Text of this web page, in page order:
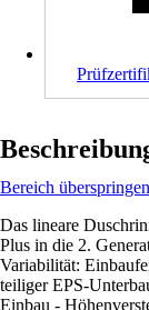
Bereich überspringen
Das lineare
Plus in die 2.
Variabilität:
teiliger EPS-
Einbau -